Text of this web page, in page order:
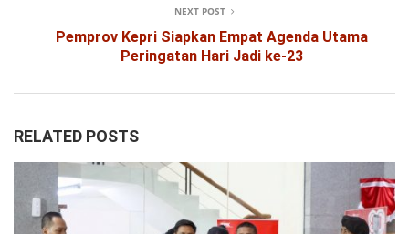
NEXT POST
Pemprov Kepri Siapkan Empat Agenda Utama
Peringatan Hari Jadi ke-23
RELATED POSTS